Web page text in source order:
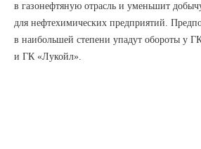
в газонефтяную отрасль и уменьшит
для нефтехимических предприятий.
в наибольшей степени упадут обороты у
и ГК «Лукойл».